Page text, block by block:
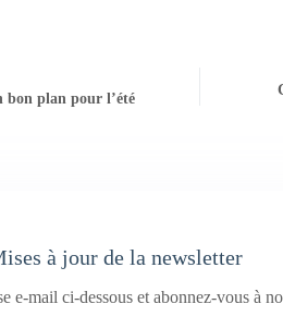
bon plan pour l’été
à jour de la newsletter
e-mail ci-dessous et abonnez-vous à